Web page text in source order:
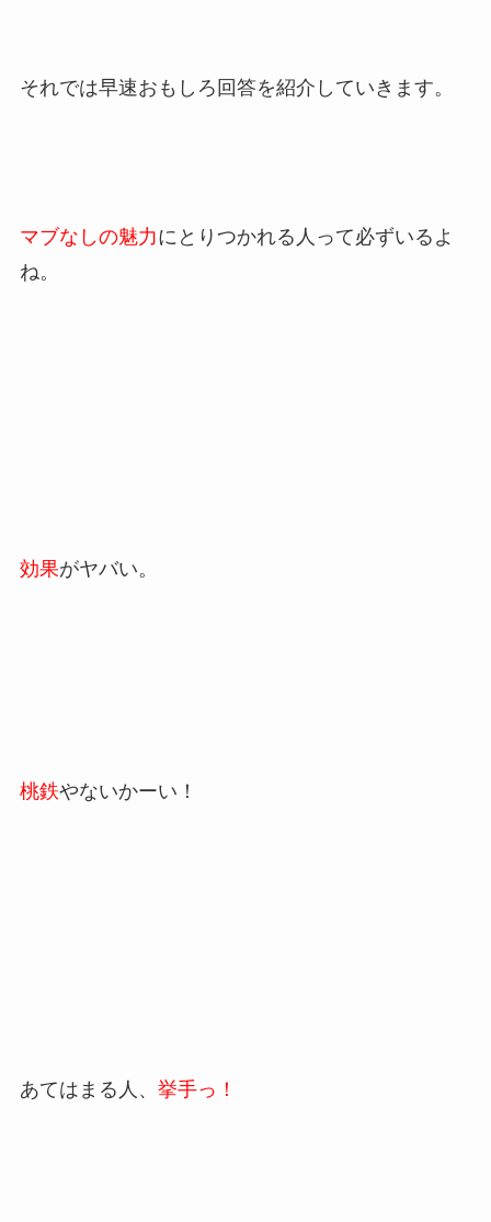
それでは早速おもしろ回答を紹介していきます。
マブなしの魅力にとりつかれる人って必ずいるよ
ね。
効果がヤバい。
桃鉄やないかーい！
あてはまる人、 挙手っ！